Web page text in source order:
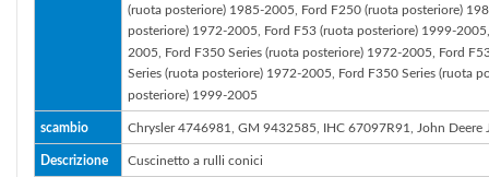
(ruota posteriore) 1985-2005, Ford F250 (ruota posteriore)
posteriore) 1972-2005, Ford F53 (ruota posteriore) 1999-
2005, Ford F350 Series (ruota posteriore) 1972-2005, Ford
Series (ruota posteriore) 1972-2005, Ford F350 Series (ruota
posteriore) 1999-2005
scambio Chrysler 4746981, GM 9432585, IHC 67097R91, John
Descrizione Cuscinetto a rulli conici